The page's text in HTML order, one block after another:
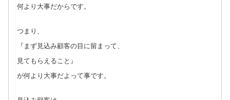
何より大事だからです。
つまり、
『まず見込み顧客の目に留まって、
見てもらえること』
が何より大事だよって事です。